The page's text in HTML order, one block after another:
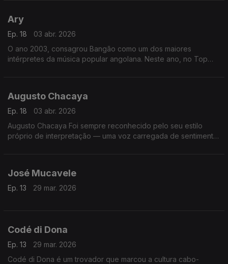
Ary
Ep. 18
03 abr. 2026
O ano 2003, consagrou Bangão como um dos maiores
intérpretes da música popular angolana. Neste ano, no Top
Augusto Chacaya
Ep. 18
03 abr. 2026
Augusto Chacaya Foi sempre reconhecido pelo seu estilo
próprio de interpretação — uma voz carregada de sentimento,
José Mucavele
Ep. 13 29 mar. 2026
Codé di Dona
Ep. 13
29 mar. 2026
Codé di Dona é um trovador que marcou a cultura cabo-